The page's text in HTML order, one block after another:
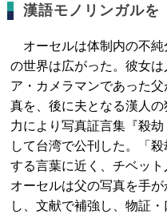
漢語モノリンガルを
オーセルは体制内の不純
の世界は広がった。彼女
ア・カメラマンであった
真を、後に夫となる漢人
力により写真証言集『殺
して台湾で公刊した。「
する言葉に近く、チベット
オーセルは父の写真を手
し、文献で補強し、物証